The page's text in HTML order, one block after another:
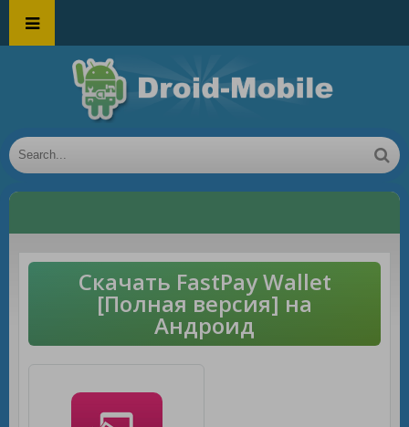
Скачать FastPay Wallet
[Полная версия] на
Андроид